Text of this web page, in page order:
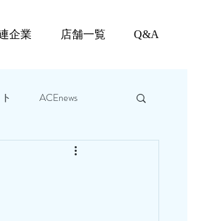
企業 店舗一覧 Q&A
ACEnews